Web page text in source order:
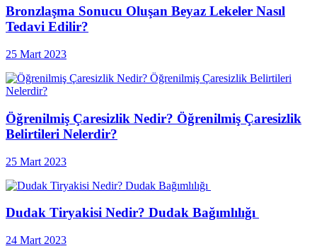
Bronzlaşma Sonucu Oluşan Beyaz Lekeler Nasıl
Tedavi Edilir?
25 Mart 2023
Öğrenilmiş Çaresizlik Nedir? Öğrenilmiş Çaresizlik
Belirtileri Nelerdir?
25 Mart 2023
Dudak Tiryakisi Nedir? Dudak Bağımlılığı
24 Mart 2023